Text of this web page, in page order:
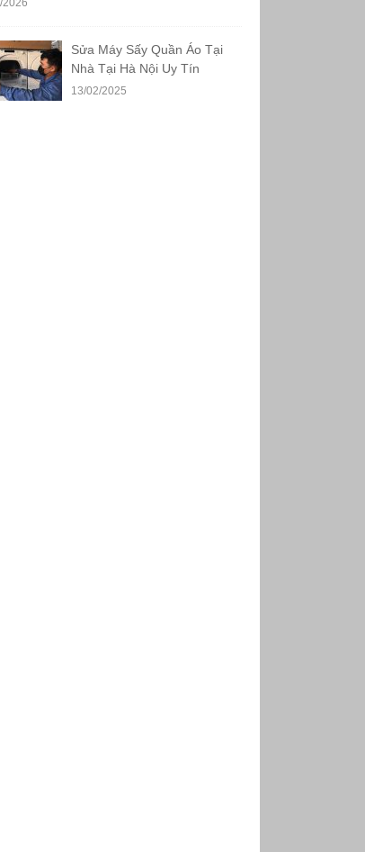
2026
Sửa Máy Sấy Quần Áo Tại
Nhà Tại Hà Nội Uy Tín
13/02/2025